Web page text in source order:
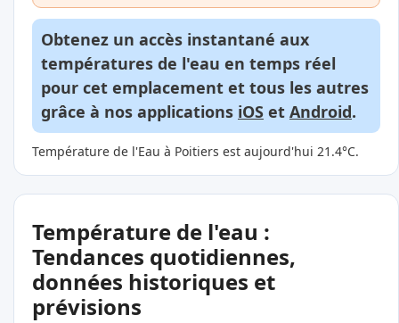
Obtenez un accès instantané aux
températures de l'eau en temps réel
pour cet emplacement et tous les autres
grâce à nos applications iOS et Android.
Température de l'Eau à Poitiers est aujourd'hui 21.4°C.
Température de l'eau :
Tendances quotidiennes,
données historiques et
prévisions